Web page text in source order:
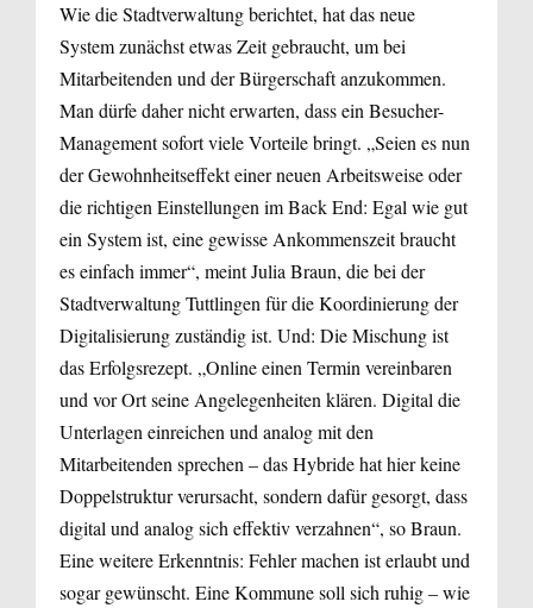
Wie die Stadtverwaltung berichtet, hat das neue
System zunächst etwas Zeit gebraucht, um bei
Mitarbeitenden und der Bürgerschaft anzukommen.
Man dürfe daher nicht erwarten, dass ein Besucher-
Management sofort viele Vorteile bringt. „Seien es nun
der Gewohnheitseffekt einer neuen Arbeitsweise oder
die richtigen Einstellungen im Back End: Egal wie gut
ein System ist, eine gewisse Ankommenszeit braucht
es einfach immer“, meint Julia Braun, die bei der
Stadtverwaltung Tuttlingen für die Koordinierung der
Digitalisierung zuständig ist. Und: Die Mischung ist
das Erfolgsrezept. „Online einen Termin vereinbaren
und vor Ort seine Angelegenheiten klären. Digital die
Unterlagen einreichen und analog mit den
Mitarbeitenden sprechen – das Hybride hat hier keine
Doppelstruktur verursacht, sondern dafür gesorgt, dass
digital und analog sich effektiv verzahnen“, so Braun.
Eine weitere Erkenntnis: Fehler machen ist erlaubt und
sogar gewünscht. Eine Kommune soll sich ruhig – wie